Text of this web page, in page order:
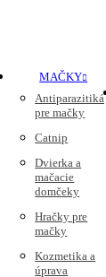
MAČKY
Antiparazitiká
pre mačky
Catnip
Dvierka a
mačacie
domčeky
Hračky pre
mačky
Kozmetika a
úprava